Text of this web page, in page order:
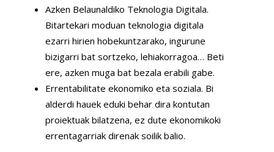
Azken Belaunaldiko Teknologia Digitala.
Bitartekari moduan teknologia digitala
ezarri hirien hobekuntzarako, ingurune
bizigarri bat sortzeko, lehiakorragoa… Beti
ere, azken muga bat bezala erabili gabe.
Errentabilitate ekonomiko eta soziala. Bi
alderdi hauek eduki behar dira kontutan
proiektuak bilatzena, ez dute ekonomikoki
errentagarriak direnak soilik balio.